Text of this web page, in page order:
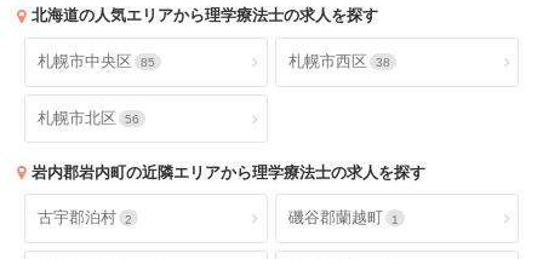
北海道の人気エリアから理学療法士の求人を探す
札幌市中央区 85 札幌市西区 38
札幌市北区 56
岩内郡岩内町の近隣エリアから理学療法士の求人を探す
古宇郡泊村 2 磯谷郡蘭越町 1